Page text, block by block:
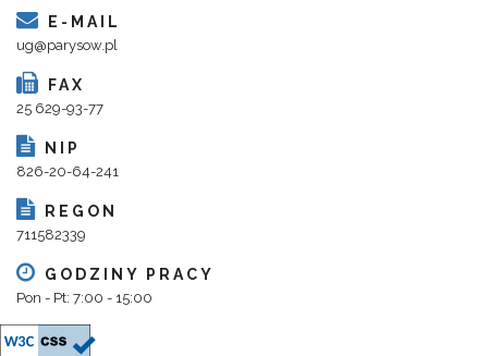
E-MAIL
ug@parysow.pl
FAX
25 629-93-77
NIP
826-20-64-241
REGON
711582339
GODZINY PRACY
Pon - Pt: 7:00 - 15:00